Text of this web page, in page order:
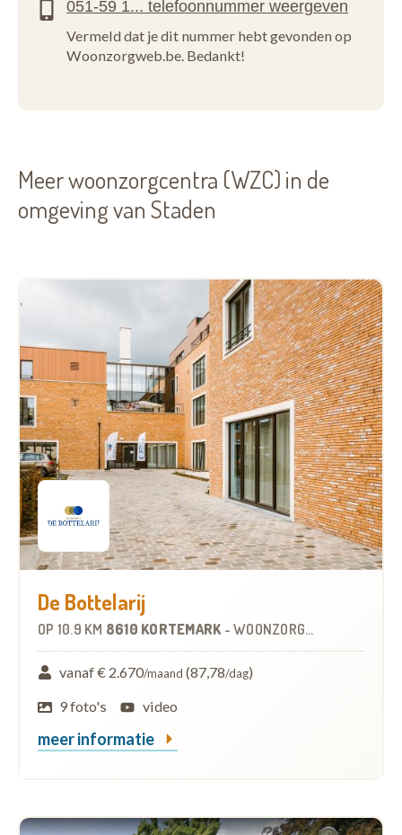
Vermeld dat je dit nummer hebt gevonden op
Woonzorgweb.be. Bedankt!
Meer woonzorgcentra (WZC) in de
omgeving van Staden
De Bottelarij
OP 10.9 KM 8610 KORTEMARK - WOONZORGCENTRUM (WZC)
vanaf € 2.670/maand (87,78/dag)
9 foto's
video
meer informatie